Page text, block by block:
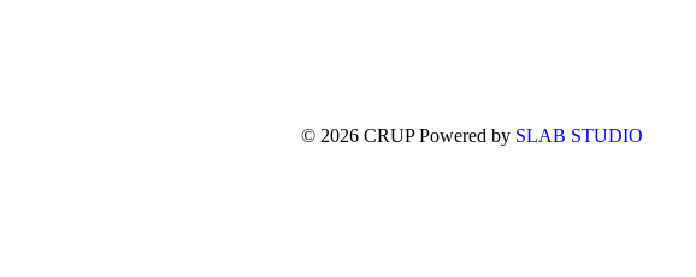
© 2026 CRUP Powered by SLAB STUDIO